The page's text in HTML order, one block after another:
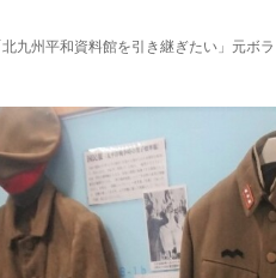
北九州平和資料館を引き継ぎたい」元ボ